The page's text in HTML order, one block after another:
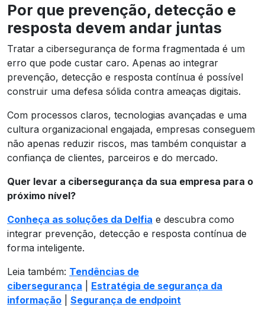
Por que prevenção, detecção e
resposta devem andar juntas
Tratar a cibersegurança de forma fragmentada é um
erro que pode custar caro. Apenas ao integrar
prevenção, detecção e resposta contínua é possível
construir uma defesa sólida contra ameaças digitais.
Com processos claros, tecnologias avançadas e uma
cultura organizacional engajada, empresas conseguem
não apenas reduzir riscos, mas também conquistar a
confiança de clientes, parceiros e do mercado.
Quer levar a cibersegurança da sua empresa para o
próximo nível?
Conheça as soluções da Delfia e descubra como
integrar prevenção, detecção e resposta contínua de
forma inteligente.
Leia também: Tendências de
cibersegurança
Estratégia de segurança da
informação
Segurança de endpoint